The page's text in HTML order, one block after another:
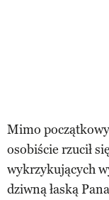
Mimo
osobiście rzucił
wykrzykujących
dziwną łaską